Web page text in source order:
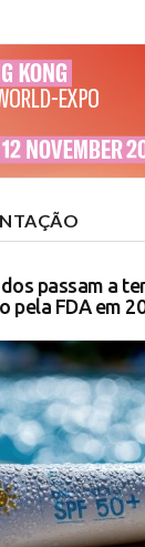
passam a
pela FDA em